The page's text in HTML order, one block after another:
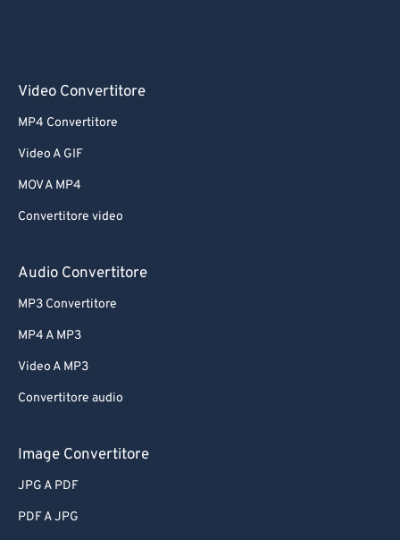
Video Convertitore
MP4 Convertitore
Video A GIF
MOV A MP4
Convertitore video
Audio Convertitore
MP3 Convertitore
MP4 A MP3
Video A MP3
Convertitore audio
Image Convertitore
JPG A PDF
PDF A JPG